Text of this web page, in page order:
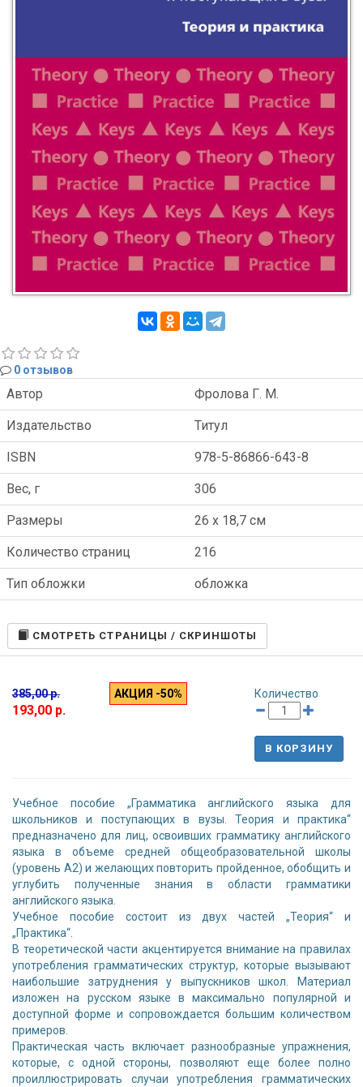
0 отзывов
Автор Фролова Г. М.
Издательство Титул
ISBN 978-5-86866-643-8
Вес, г 306
Размеры 26 x 18,7 см
Количество страниц 216
Тип обложки обложка
CМОТРЕТЬ СТРАНИЦЫ / СКРИНШОТЫ
385,00 р.
193,00 р.
АКЦИЯ -50% Количество
В КОРЗИНУ
Учебное пособие „Грамматика английского языка для
школьников и поступающих в вузы. Теория и практика“
предназначено для лиц, освоивших грамматику английского
языка в объеме средней общеобразовательной школы
(уровень А2) и желающих повторить пройденное, обобщить и
углубить полученные знания в области грамматики
английского языка.
Учебное пособие состоит из двух частей „Теория“ и
„Практика“.
В теоретической части акцентируется внимание на правилах
употребления грамматических структур, которые вызывают
наибольшие затруднения у выпускников школ. Материал
изложен на русском языке в максимально популярной и
доступной форме и сопровождается большим количеством
примеров.
Практическая часть включает разнообразные упражнения,
которые, с одной стороны, позволяют еще более полно
проиллюстрировать случаи употребления грамматических